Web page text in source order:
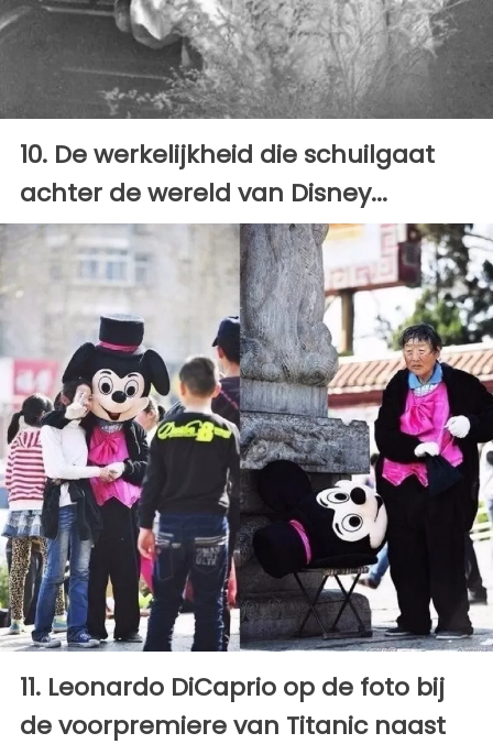
10. De werkelijkheid die schuilgaat
achter de wereld van Disney...
11. Leonardo DiCaprio op de foto bij
de voorpremiere van Titanic naast